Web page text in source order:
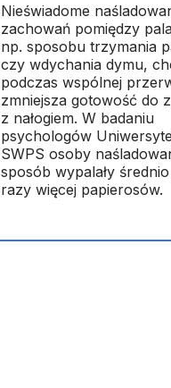
Nieświadome
zachowań pomiędzy
np. sposobu trzymania
czy wdychania dymu,
podczas wspólnej
zmniejsza gotowość do
z nałogiem. W badaniu
psychologów
SWPS osoby
sposób wypalały
razy więcej papierosów.